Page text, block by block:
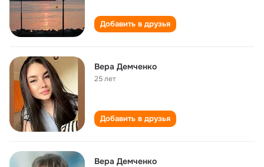
Добавить в друзья
Вера Демченко
25 лет
Добавить в друзья
Вера Демченко